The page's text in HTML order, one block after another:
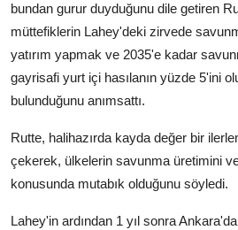
bundan gurur duyduğunu dile getiren
müttefiklerin Lahey'deki zirvede
yatırım yapmak ve 2035'e kadar
gayrisafi yurt içi hasılanın yüzde 5'ini
bulunduğunu anımsattı.
Rutte, halihazırda kayda değer bir
çekerek, ülkelerin savunma üretimini
konusunda mutabık olduğunu söyledi.
Lahey'in ardından 1 yıl sonra